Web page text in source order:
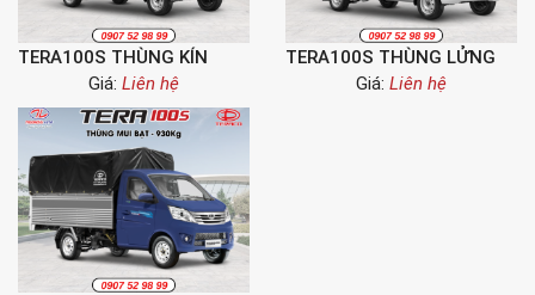
TERA100S THÙNG KÍN
Giá: Liên hệ
TERA100S THÙNG LỬNG
Giá: Liên hệ